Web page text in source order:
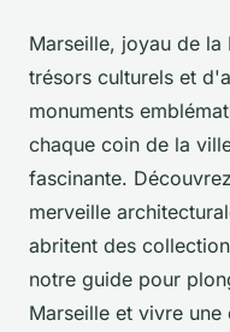
Marseille, joyau de
trésors culturels et
monuments
chaque coin de la
fascinante.
merveille
abritent des
notre guide pour
Marseille et vivre